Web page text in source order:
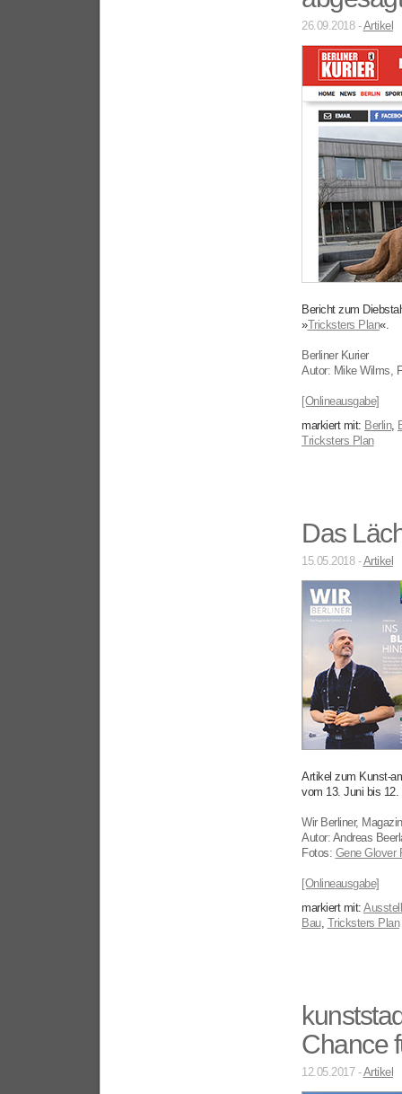
26.09.2018 -Artikel
Bericht zum
»Tricksters Plan«.
Berliner Kurier
Autor: Mike Wilms,
[Onlineausgabe]
markiert mit: Berlin,
Tricksters Plan
Das
15.05.2018 -Artikel
Artikel zum Kunst-
vom 13. Juni bis 12.
Wir Berliner,
Autor: Andreas
Fotos: Gene Glover
[Onlineausgabe]
markiert mit:
Bau, Tricksters Plan
Chance
12.05.2017 -Artikel